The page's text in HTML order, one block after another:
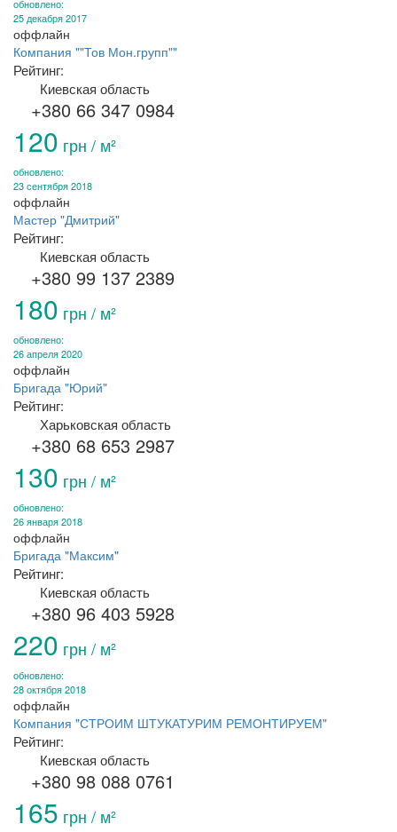
обновлено:
25 декабря 2017
оффлайн
Компания ""Тов Мон.групп""
Рейтинг:
Киевская область
+380 66 347 0984
120 грн / м²
обновлено:
23 сентября 2018
оффлайн
Мастер "Дмитрий"
Рейтинг:
Киевская область
+380 99 137 2389
180 грн / м²
обновлено:
26 апреля 2020
оффлайн
Бригада "Юрий"
Рейтинг:
Харьковская область
+380 68 653 2987
130 грн / м²
обновлено:
26 января 2018
оффлайн
Бригада "Максим"
Рейтинг:
Киевская область
+380 96 403 5928
220 грн / м²
обновлено:
28 октября 2018
оффлайн
Компания "СТРОИМ ШТУКАТУРИМ РЕМОНТИРУЕМ"
Рейтинг:
Киевская область
+380 98 088 0761
165 грн / м²